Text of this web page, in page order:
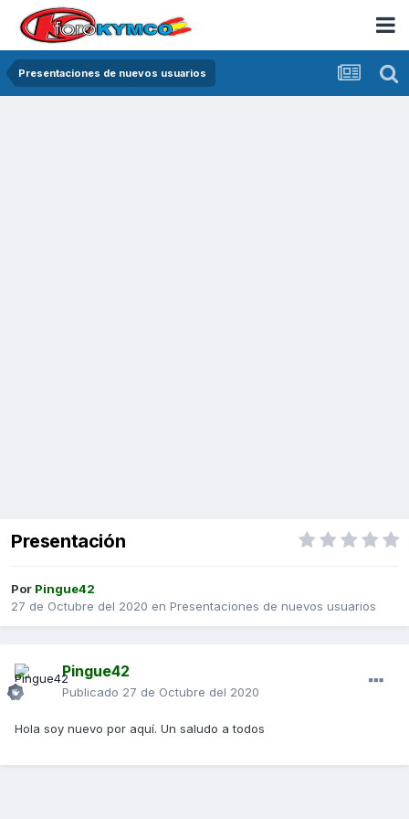
Presentaciones de nuevos usuarios
Presentación
Por Pingue42
27 de Octubre del 2020 en Presentaciones de nuevos usuarios
Pingue42
Publicado 27 de Octubre del 2020
Hola soy nuevo por aquí. Un saludo a todos